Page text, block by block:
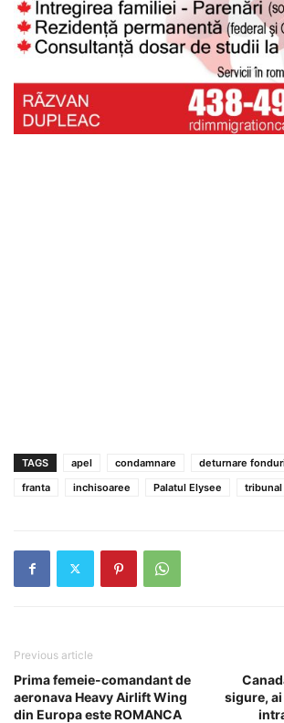
TAGS apel condamnare deturnare
franta
inchisoaree Palatul Elysee tribunal
Previous article
Prima femeie-comandant de
aeronava Heavy Airlift Wing
din Europa este ROMANCA
sigure,